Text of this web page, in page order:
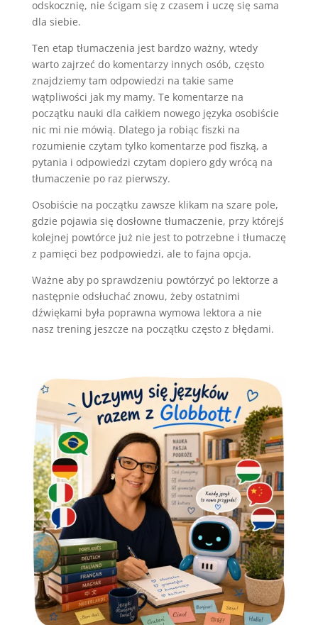
odskocznię, nie ścigam się z czasem i uczę się sama
dla siebie.
Ten etap tłumaczenia jest bardzo ważny, wtedy
warto zajrzeć do komentarzy innych osób, często
znajdziemy tam odpowiedzi na takie same
wątpliwości jak my mamy. Te komentarze na
początku nauki dla całkiem nowego języka osobiście
nic mi nie mówią. Dlatego ja robiąc fiszki na
rozumienie czytam tylko komentarze pod fiszką, a
pytania i odpowiedzi czytam dopiero gdy wrócą na
tłumaczenie po raz pierwszy.
Osobiście na początku zawsze klikam na szare pole,
gdzie pojawia się dosłowne tłumaczenie, przy którejś
kolejnej powtórce już nie jest to potrzebne i tłumaczę
z pamięci bez podpowiedzi, ale to fajna opcja.
Ważne aby po sprawdzeniu powtórzyć po lektorze a
następnie odsłuchać znowu, żeby ostatnimi
dźwiękami była poprawna wymowa lektora a nie
nasz trening jeszcze na początku często z błędami.